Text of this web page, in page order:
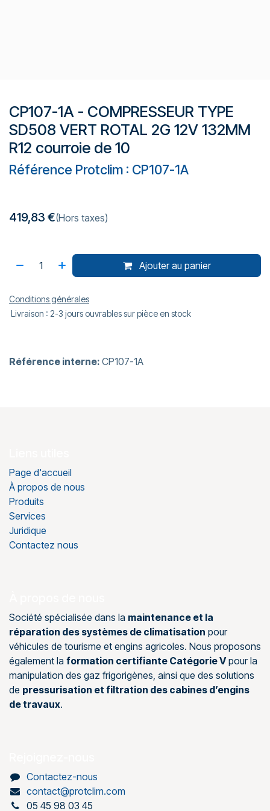
CP107-1A - COMPRESSEUR TYPE
SD508 VERT ROTAL 2G 12V 132MM
R12 courroie de 10
Référence Protclim : CP107-1A
419,83 €(Hors taxes)
Ajouter au panier
Conditions générales
Livraison : 2-3 jours ouvrables sur pièce en stock
Référence interne: CP107-1A
Page d'accueil
À propos de nous
Produits
Services
Juridique
Contactez nous
Société spécialisée dans la maintenance et la
réparation des systèmes de climatisation pour
véhicules de tourisme et engins agricoles. Nous proposons
également la formation certifiante Catégorie Vpour la
manipulation des gaz frigorigènes, ainsi que des solutions
de pressurisation et filtration des cabines d’engins
de travaux.
Contactez-nous
contact@protclim.com
05 45 98 03 45